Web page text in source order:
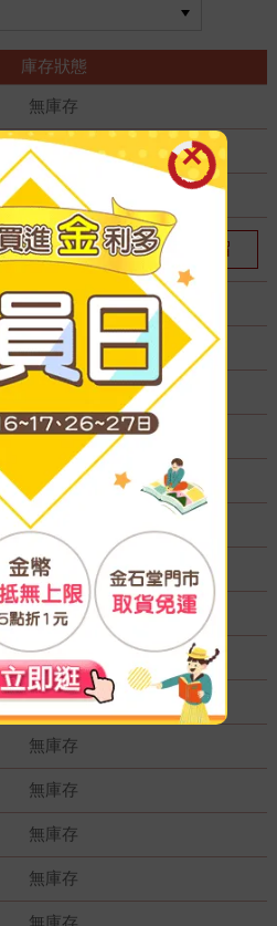
庫存狀態
無庫存
無庫存
無庫存
1 我要預留
無庫存
無庫存
無庫存
無庫存
無庫存
無庫存
無庫存
無庫存
無庫存
無庫存
無庫存
無庫存
無庫存
無庫存